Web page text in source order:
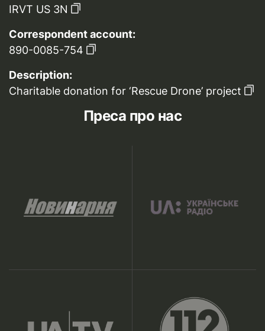
IRVT US 3N
Correspondent account:
890-0085-754
Description:
Charitable donation for ‘Rescue Drone’ project
Преса про нас